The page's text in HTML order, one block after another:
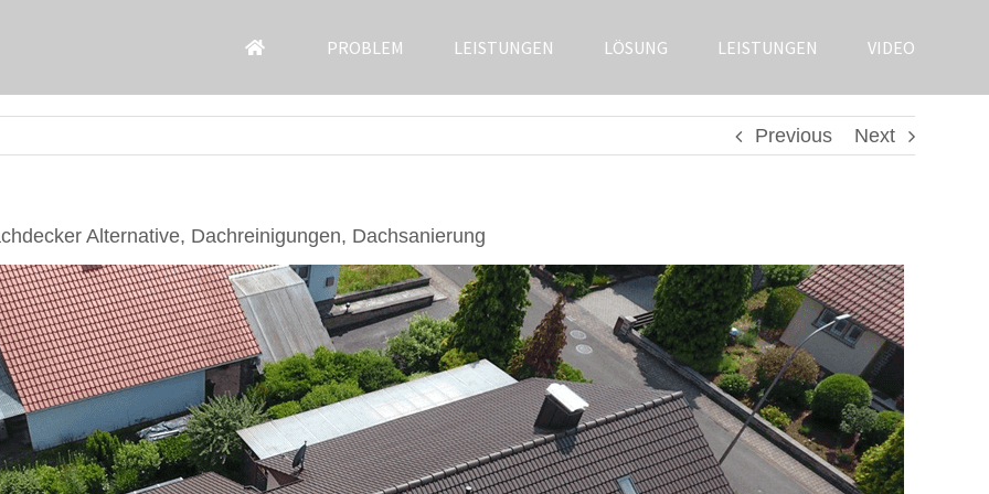
PROBLEM LEISTUNGEN LÖSUNG LEISTUNGEN VIDEO
Previous Next
Alternative, Dachreinigungen, Dachsanierung